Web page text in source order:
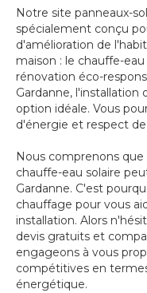
Notre site panneaux-
spécialement conçu
d'amélioration de
maison : le chauffe-
rénovation éco-
Gardanne, l'installation
option idéale. Vous
d'énergie et respect
Nous comprenons
chauffe-eau solaire
Gardanne. C'est
chauffage pour vous
installation. Alors
devis gratuits et
engageons à vous
compétitives en
énergétique.